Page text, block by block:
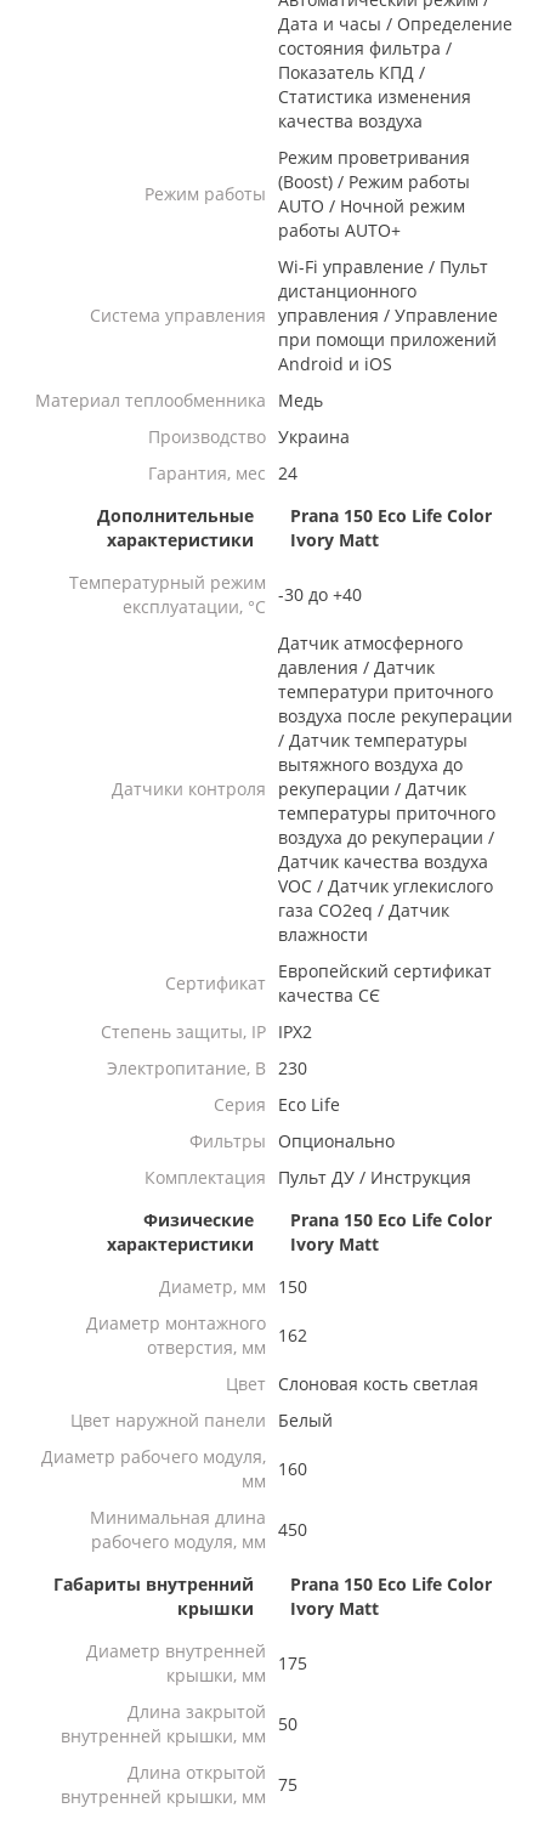
Дата и часы / Определение
состояния фильтра /
Показатель КПД /
Статистика изменения
качества воздуха
Режим работы
Режим проветривания
(Boost) / Режим работы
AUTO / Ночной режим
работы AUTO+
Система управления
Wi-Fi управление / Пульт
дистанционного
управления / Управление
при помощи приложений
Android и iOS
Материал теплообменника
Медь
Производство Украина
Гарантия, мес
24
Дополнительные
характеристики
Prana 150 Eco Life Color
Ivory Matt
Температурный режим
експлуатации, °C
-30 до +40
Датчики контроля
Датчик атмосферного
давления / Датчик
температури приточного
воздуха после рекуперации
/ Датчик температуры
вытяжного воздуха до
рекуперации / Датчик
температуры приточного
воздуха до рекуперации /
Датчик качества воздуха
VOC / Датчик углекислого
газа CO2eq / Датчик
влажности
Сертификат
Европейский сертификат
качества СЄ
Степень защиты, IP IPX2
Электропитание, В 230
Серия
Eco Life
Фильтры
Опционально
Комплектация
Пульт ДУ / Инструкция
Физические
характеристики
Prana 150 Eco Life Color
Ivory Matt
Диаметр, мм
150
Диаметр монтажного
отверстия, мм
162
Цвет Слоновая кость светлая
Цвет наружной панели
Белый
Диаметр рабочего модуля,
мм
160
Минимальная длина
рабочего модуля, мм
450
Габариты внутренний
крышки
Prana 150 Eco Life Color
Ivory Matt
Диаметр внутренней
крышки, мм
175
Длина закрытой
внутренней крышки, мм
50
Длина открытой
внутренней крышки, мм
75